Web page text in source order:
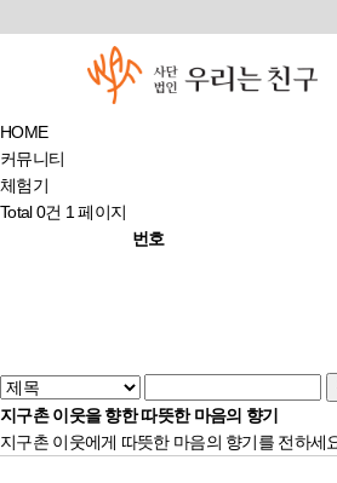
HOME
커뮤니티
체험기
Total 0건 1 페이지
번호
지구촌 이웃을 향한 따뜻한 마음의 향기
지구촌 이웃에게 따뜻한 마음의 향기를 전하세